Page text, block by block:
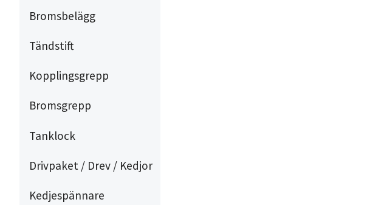
Bromsbelägg
Tändstift
Kopplingsgrepp
Bromsgrepp
Tanklock
Drivpaket / Drev / Kedjor
Kedjespännare